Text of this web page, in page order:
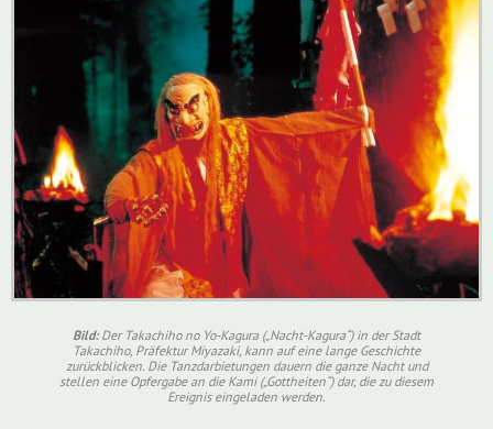
Bild:Der Takachiho no Yo-Kagura („Nacht-Kagura“) in der Stadt
Takachiho, Präfektur Miyazaki, kann auf eine lange Geschichte
zurückblicken. Die Tanzdarbietungen dauern die ganze Nacht und
stellen eine Opfergabe an die Kami („Gottheiten“) dar, die zu diesem
Ereignis eingeladen werden.